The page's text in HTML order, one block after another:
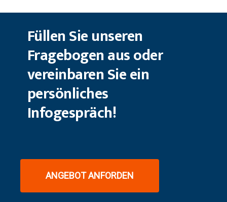
FüllenSieunseren
Fragebogenausoder
vereinbarenSie ein
persönliches
Infogespräch!
ANGEBOT ANFORDEN